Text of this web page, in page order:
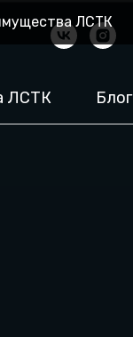
ЛСТК Блог
ЛСТК